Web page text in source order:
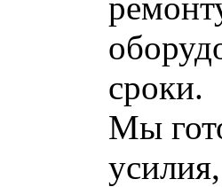
сроки.
Мы